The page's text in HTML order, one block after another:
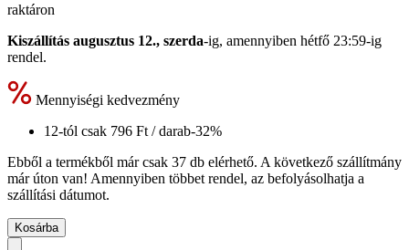
raktáron
Kiszállítás augusztus 12., szerda-ig, amennyiben hétfő 23:59-ig
rendel.
Mennyiségi kedvezmény
12-tól csak 796 Ft / darab-32%
Ebből a termékből már csak 37 db elérhető. A következő szállítmány
már úton van! Amennyiben többet rendel, az befolyásolhatja a
szállítási dátumot.
Kosárba